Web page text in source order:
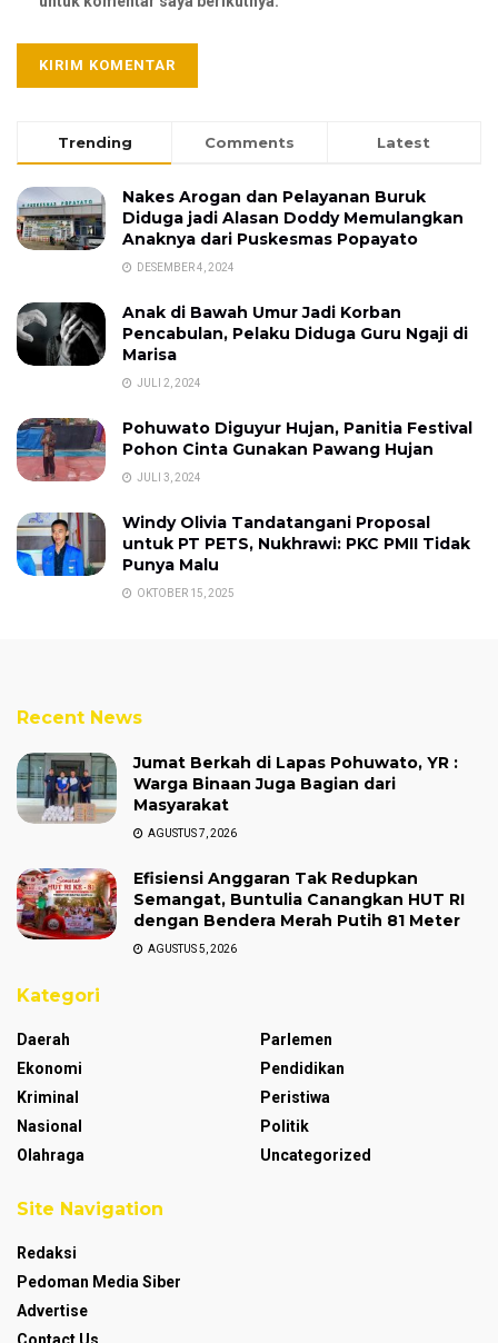
Trending Comments Latest
Nakes Arogan dan Pelayanan Buruk
Diduga jadi Alasan Doddy Memulangkan
Anaknya dari Puskesmas Popayato
DESEMBER 4, 2024
Anak di Bawah Umur Jadi Korban
Pencabulan, Pelaku Diduga Guru Ngaji di
Marisa
JULI 2, 2024
Pohuwato Diguyur Hujan, Panitia Festival
Pohon Cinta Gunakan Pawang Hujan
JULI 3, 2024
Windy Olivia Tandatangani Proposal
untuk PT PETS, Nukhrawi: PKC PMII Tidak
Punya Malu
OKTOBER 15, 2025
Recent News
Jumat Berkah di Lapas Pohuwato, YR :
Warga Binaan Juga Bagian dari
Masyarakat
AGUSTUS 7, 2026
Efisiensi Anggaran Tak Redupkan
Semangat, Buntulia Canangkan HUT RI
dengan Bendera Merah Putih 81 Meter
AGUSTUS 5, 2026
Kategori
Daerah
Ekonomi
Kriminal
Nasional
Olahraga
Parlemen
Pendidikan
Peristiwa
Politik
Uncategorized
Site Navigation
Redaksi
Pedoman Media Siber
Advertise
Contact Us